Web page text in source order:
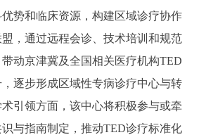
势和临床资源，构建区域诊疗协作
，通过远程会诊、技术培训和规范
动京津冀及全国相关医疗机构TED
逐步形成区域性专病诊疗中心与转
引领方面，该中心将积极参与或牵
与指南制定，推动TED诊疗标准化